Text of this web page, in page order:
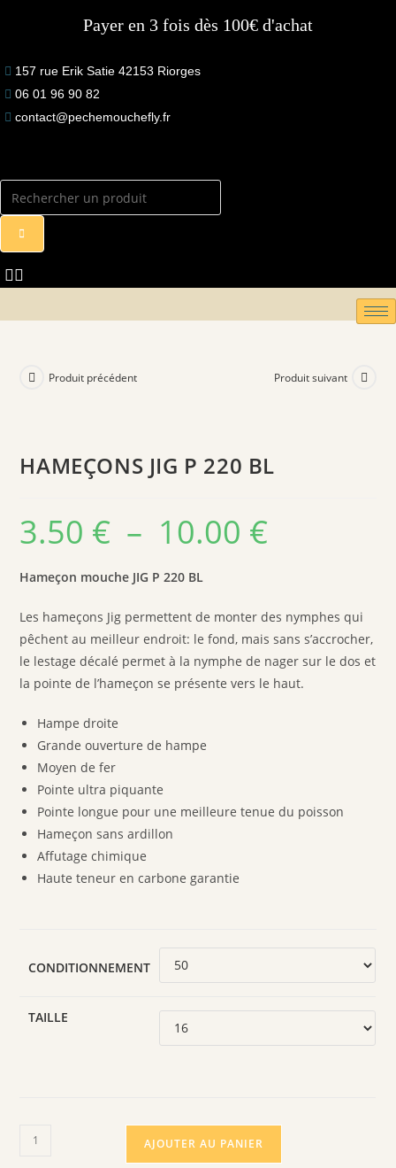
Payer en 3 fois dès 100€ d'achat
157 rue Erik Satie 42153 Riorges
06 01 96 90 82
contact@pechemouchefly.fr
Produit précédent Produit suivant
HAMEÇONS JIG P 220 BL
3.50 € – 10.00 €
Hameçon mouche JIG P 220 BL
Les hameçons Jig permettent de monter des nymphes qui
pêchent au meilleur endroit: le fond, mais sans s’accrocher,
le lestage décalé permet à la nymphe de nager sur le dos et
la pointe de l’hameçon se présente vers le haut.
Hampe droite
Grande ouverture de hampe
Moyen de fer
Pointe ultra piquante
Pointe longue pour une meilleure tenue du poisson
Hameçon sans ardillon
Affutage chimique
Haute teneur en carbone garantie
CONDITIONNEMENT
TAILLE
quantité
AJOUTER AU PANIER